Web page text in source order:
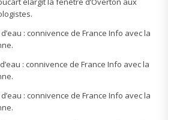
: connivence de France Info avec la
: connivence de France Info avec la
: connivence de France Info avec la